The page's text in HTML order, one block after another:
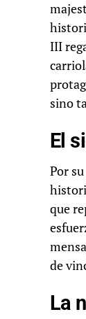
III
sino
El
Por
que
de
La